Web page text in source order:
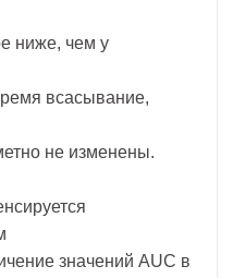
ниже, чем у
всасывание,
не изменены.
значений AUC в